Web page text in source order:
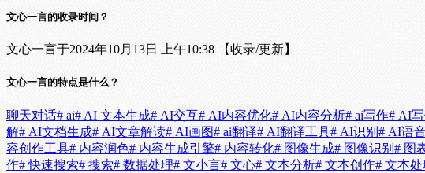
文心一言的收录时间？
文心一言于2024年10月13日 上午10:38 【收录/更新】
文心一言的特点是什么？
聊天对话# ai# AI 文本生成# AI交互# AI内容优化# AI内容分析# ai写作# AI
解# AI文档生成# AI文章解读# AI画图# ai翻译# AI翻译工具# AI识别 # AI语
容创作工具# 内容润色# 内容生成引擎# 内容转化# 图像生成# 图像识别 # 图
作# 快速搜索# 搜索# 数据处理# 文小言# 文心# 文本分析# 文本创作# 文本处